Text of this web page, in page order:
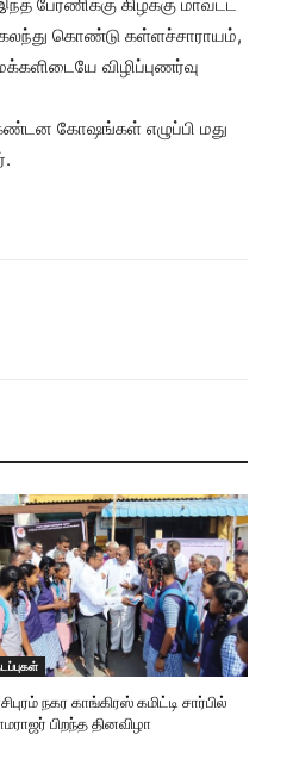
கொண்டு கள்ளச்சாராயம்,
விழிப்புணர்வு
கோஷங்கள் எழுப்பி மது
நகர காங்கிரஸ் கமிட்டி சார்பில்
பிறந்த தினவிழா